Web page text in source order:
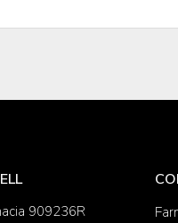
909236R